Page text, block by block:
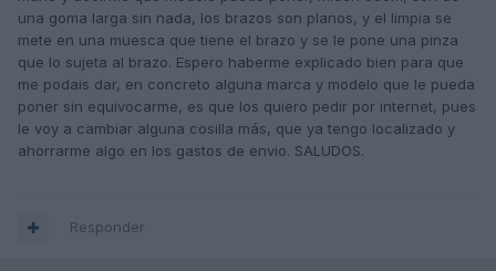
una goma larga sin nada, los brazos son planos, y el limpia se
mete en una muesca que tiene el brazo y se le pone una pinza
que lo sujeta al brazo. Espero haberme explicado bien para que
me podais dar, en concreto alguna marca y modelo que le pueda
poner sin equivocarme, es que los quiero pedir por internet, pues
le voy a cambiar alguna cosilla más, que ya tengo localizado y
ahorrarme algo en los gastos de envio. SALUDOS.
Responder